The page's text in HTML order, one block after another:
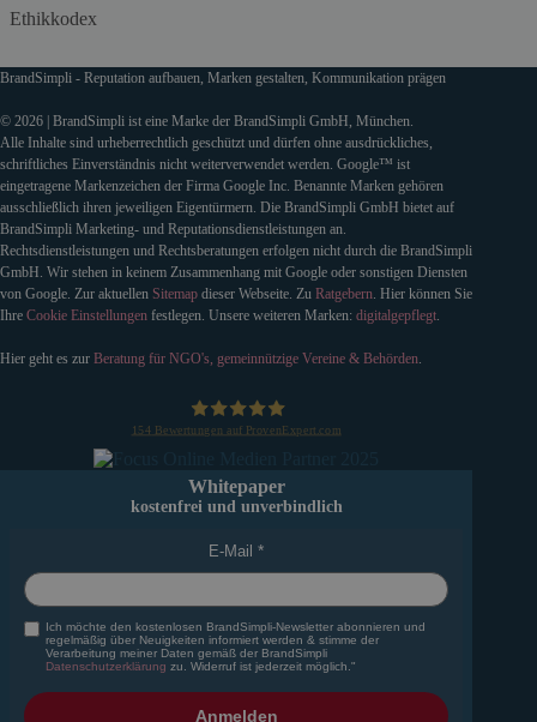
Ethikkodex
BrandSimpli - Reputation aufbauen, Marken gestalten, Kommunikation prägen
© 2026 | BrandSimpli ist eine Marke der BrandSimpli GmbH, München.
Alle Inhalte sind urheberrechtlich geschützt und dürfen ohne ausdrückliches,
schriftliches Einverständnis nicht weiterverwendet werden. Google™ ist
eingetragene Markenzeichen der Firma Google Inc. Benannte Marken gehören
ausschließlich ihren jeweiligen Eigentürmern. Die BrandSimpli GmbH bietet auf
BrandSimpli Marketing- und Reputationsdienstleistungen an.
Rechtsdienstleistungen und Rechtsberatungen erfolgen nicht durch die BrandSimpli
GmbH. Wir stehen in keinem Zusammenhang mit Google oder sonstigen Diensten
von Google. Zur aktuellen Sitemap dieser Webseite. Zu Ratgebern . Hier können Sie
Ihre Cookie Einstellungen festlegen. Unsere weiteren Marken: digitalgepflegt
Hier geht es zur Beratung für NGO's, gemeinnützige Vereine & Behörden
154 Bewertungen auf ProvenExpert.com
Whitepaper
kostenfrei und unverbindlich
E-Mail
Ich möchte den kostenlosen BrandSimpli-Newsletter abonnieren und
regelmäßig über Neuigkeiten informiert werden & stimme der
Verarbeitung meiner Daten gemäß der BrandSimpli
Datenschutzerklärung zu. Widerruf ist jederzeit möglich."
Anmelden